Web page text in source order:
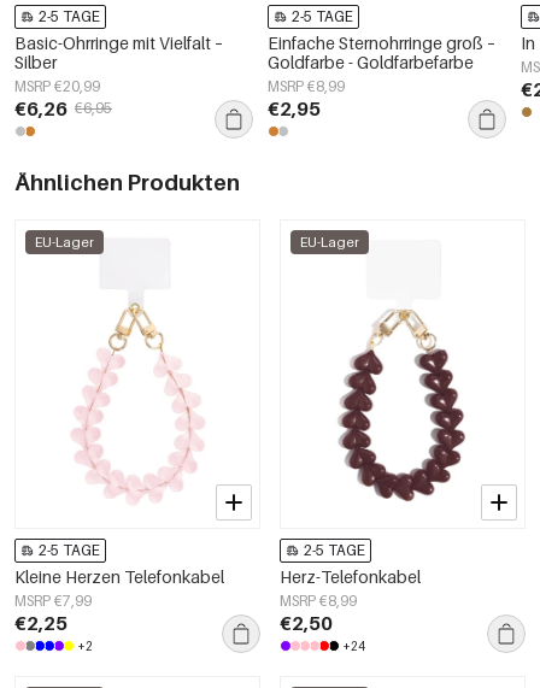
2-5 TAGE
Basic-Ohrringe mit Vielfalt –
Silber
MSRP €20,99
€6,26 €6,95
2-5 TAGE
Einfache Sternohrringe groß –
Goldfarbe - Goldfarbefarbe
MSRP €8,99
€2,95
In
Ähnlichen Produkten
EU-Lager
2-5 TAGE
Kleine Herzen Telefonkabel
MSRP €7,99
€2,25
+2
EU-Lager
2-5 TAGE
Herz-Telefonkabel
MSRP €8,99
€2,50
+24